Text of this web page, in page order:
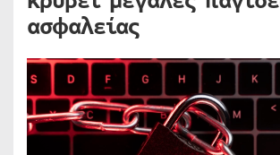
ασφαλείας